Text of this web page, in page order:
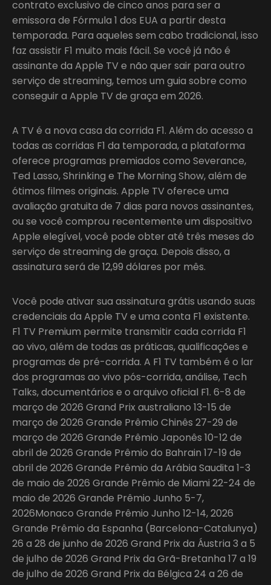
contrato exclusivo de cinco anos para ser a
emissora de Fórmula 1 dos EUA a partir desta
temporada. Para aqueles sem cabo tradicional, isso
faz assistir F1 muito mais fácil. Se você já não é
assinante da Apple TV e não quer sair para outro
serviço de streaming, temos um guia sobre como
conseguir a Apple TV de graça em 2026.
A TV é a nova casa da corrida F1. Além do acesso a
todas as corridas F1 da temporada, a plataforma
oferece programas premiados como Severance,
Ted Lasso, Shrinking e The Morning Show, além de
ótimos filmes originais. Apple TV oferece uma
avaliação gratuita de 7 dias para novos assinantes,
ou se você comprou recentemente um dispositivo
Apple elegível, você pode obter até três meses do
serviço de streaming de graça. Depois disso, a
assinatura será de 12,99 dólares por mês.
Você pode ativar sua assinatura grátis usando suas
credenciais da Apple TV e uma conta F1 existente.
F1 TV Premium permite transmitir cada corrida F1
ao vivo, além de todas as práticas, qualificações e
programas de pré-corrida. A F1 TV também é o lar
dos programas ao vivo pós-corrida, análise, Tech
Talks, documentários e o arquivo oficial F1. 6-8 de
março de 2026 Grand Prix australiano 13-15 de
março de 2026 Grande Prêmio Chinês 27-29 de
março de 2026 Grande Prêmio Japonês 10-12 de
abril de 2026 Grande Prêmio do Bahrain 17-19 de
abril de 2026 Grande Prêmio da Arábia Saudita 1-3
de maio de 2026 Grande Prêmio de Miami 22-24 de
maio de 2026 Grande Prêmio Junho 5-7,
2026Monaco Grande Prêmio Junho 12-14, 2026
Grande Prêmio da Espanha (Barcelona-Catalunya)
26 a 28 de junho de 2026 Grand Prix da Áustria 3 a 5
de julho de 2026 Grand Prix da Grã-Bretanha 17 a 19
de julho de 2026 Grand Prix da Bélgica 24 a 26 de